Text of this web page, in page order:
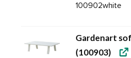
100902white
Gardenart
(100903)